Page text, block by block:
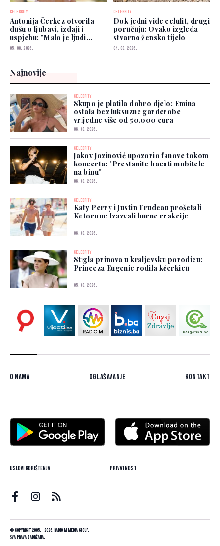
CELEBRITY
Antonija Čerkez otvorila
dušu o ljubavi, izdaji i
uspjehu: "Malo je ljudi
kojima možete vjerovati"
05. 08. 2026.
CELEBRITY
Dok jedni vide celulit, drugi
poručuju: Ovako izgleda
stvarno žensko tijelo
04. 08. 2026.
Najnovije
CELEBRITY
Skupo je platila dobro djelo: Emina
ostala bez luksuzne garderobe
vrijedne više od 50.000 eura
06. 08. 2026.
CELEBRITY
Jakov Jozinović upozorio fanove tokom
koncerta: "Prestanite bacati mobitele
na binu"
06. 08. 2026.
CELEBRITY
Katy Perry i Justin Trudeau prošetali
Kotorom: Izazvali burne reakcije
06. 08. 2026.
CELEBRITY
Stigla prinova u kraljevsku porodicu:
Princeza Eugenie rodila kćerkicu
05. 08. 2026.
O nama Oglašavanje Kontakt
Uslovi korištenja Privatnost
© Copyright 2005. - 2026. Radio M Media Group.
Sva prava zadržana.